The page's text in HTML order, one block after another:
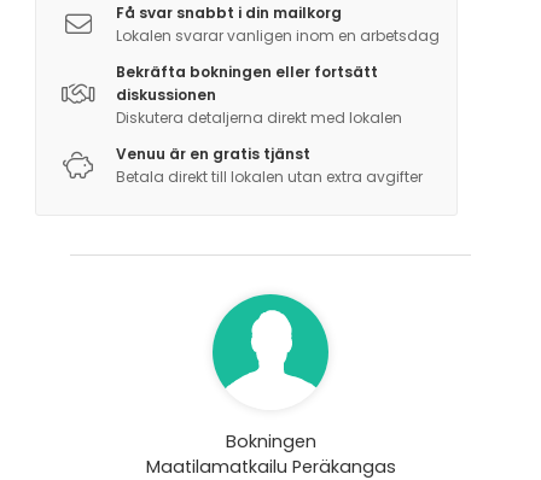
Lintubongaus:
- Lapuan Alajoen laajalla peltoalueella lentelee mm.
tuulihaukkoja. Alajoelle matkaa 12km.
Laskettelu, hiihtäminen Simpsiö 15km
Tuurin Kyläkauppa Tuuri 60km
Hiihtämään pääsee myös mökin pihasta
Få svar snabbt i din mailkorg
Lokalen svarar vanligen inom en arbetsdag
Bekräfta bokningen eller fortsätt
diskussionen
Diskutera detaljerna direkt med lokalen
Venuu är en gratis tjänst
Betala direkt till lokalen utan extra avgifter
Bokningen
Maatilamatkailu Peräkangas